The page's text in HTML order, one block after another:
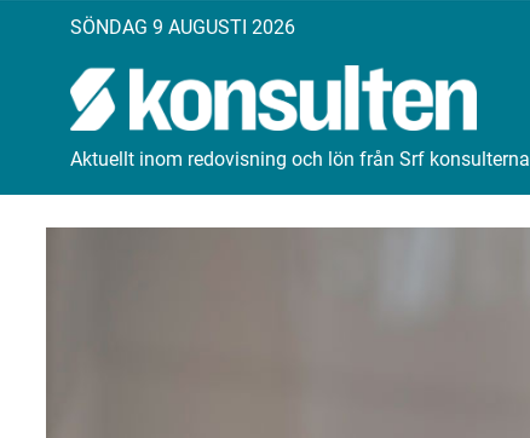
SÖNDAG 9 AUGUSTI 2026
Aktuellt inom redovisning och lön från Srf konsulterna